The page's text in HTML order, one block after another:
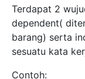
Terdapat 2
dependent(
barang) serta
sesuatu kata
Contoh: